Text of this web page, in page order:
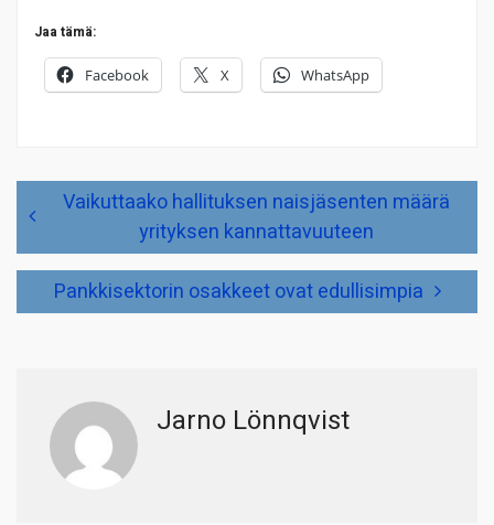
Jaa tämä:
Facebook X WhatsApp
Artikkelien
selaus Vaikuttaako hallituksen naisjäsenten määrä
yrityksen kannattavuuteen
Pankkisektorin osakkeet ovat edullisimpia
Jarno Lönnqvist